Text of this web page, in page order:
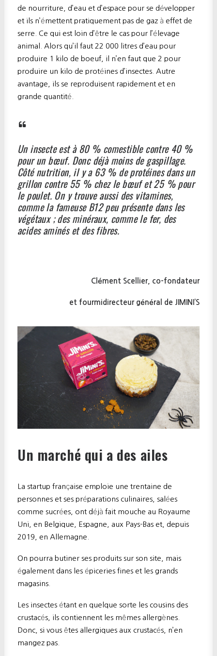
de nourriture, d’eau et d’espace pour se développer
et ils n’émettent pratiquement pas de gaz à effet de
serre. Ce qui est loin d’être le cas pour l’élevage
animal. Alors qu’il faut 22 000 litres d’eau pour
produire 1 kilo de boeuf, il n’en faut que 2 pour
produire un kilo de protéines d’insectes. Autre
avantage, ils se reproduisent rapidement et en
grande quantité.
Un insecte est à 80 % comestible contre 40 %
pour un bœuf. Donc déjà moins de gaspillage.
Côté nutrition, il y a 63 % de protéines dans un
grillon contre 55 % chez le bœuf et 25 % pour
le poulet. On y trouve aussi des vitamines,
comme la fameuse B12 peu présente dans les
végétaux ; des minéraux, comme le fer, des
acides aminés et des fibres.
Clément Scellier, co-fondateur
et fourmidirecteur général de JIMINI’S
Un marché qui a des ailes
La startup française emploie une trentaine de
personnes et ses préparations culinaires, salées
comme sucrées, ont déjà fait mouche au Royaume
Uni, en Belgique, Espagne, aux Pays-Bas et, depuis
2019, en Allemagne.
On pourra butiner ses produits sur son site, mais
également dans les épiceries fines et les grands
magasins.
Les insectes étant en quelque sorte les cousins des
crustacés, ils contiennent les mêmes allergènes.
Donc, si vous êtes allergiques aux crustacés, n’en
mangez pas.